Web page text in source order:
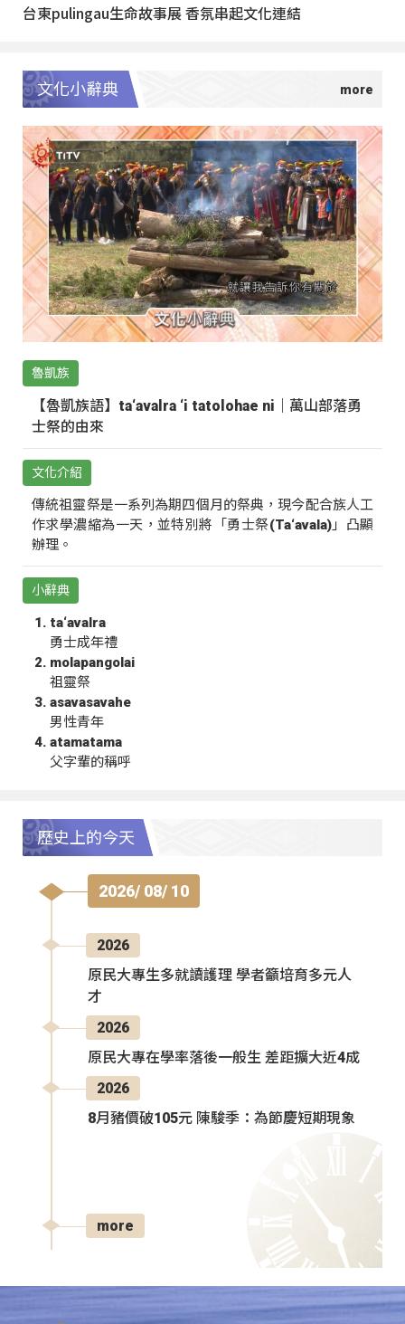
台東pulingau生命故事展 香氛串起文化連結
文化小辭典
魯凱族
【魯凱族語】ta‘avalra ‘i tatolohae ni｜萬山部落勇
士祭的由來
文化介紹
傳統祖靈祭是一系列為期四個月的祭典，現今配合族人工
作求學濃縮為一天，並特別將「勇士祭(Ta‘avala)」凸顯
辦理。
小辭典
ta‘avalra
勇士成年禮
molapangolai
祖靈祭
asavasavahe
男性青年
atamatama
父字輩的稱呼
歷史上的今天
2026/ 08/ 10
2026
原民大專生多就讀護理 學者籲培育多元人
才
2026
原民大專在學率落後一般生 差距擴大近4成
2026
8月豬價破105元 陳駿季：為節慶短期現象
more